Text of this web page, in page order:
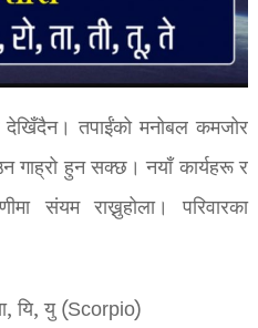
तपाईंको मनोबल कमजोर
हुन सक्छ। नयाँ कार्यहरू र
संयम राख्नुहोला। परिवारका
यि, यु (Scorpio)